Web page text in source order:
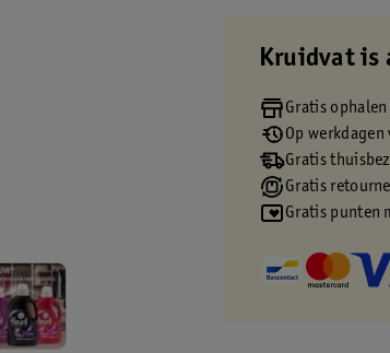
Kruidvat is
Gratis
Op
Gratis
Gratis
Gratis punten